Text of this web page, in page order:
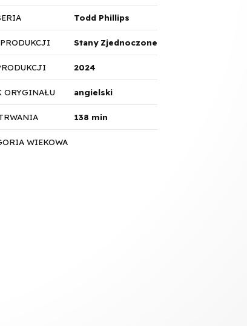
Todd Phillips
Stany Zjednoczone
2024
ORYGINAŁU angielski
138 min
WIEKOWA